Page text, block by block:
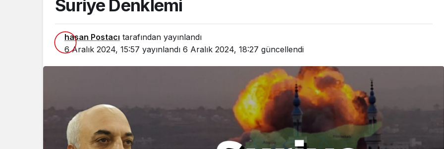
Suriye Denklemi
hasan Postacı tarafından yayınlandı
6 Aralık 2024, 15:57 yayınlandı 6 Aralık 2024, 18:27 güncellendi